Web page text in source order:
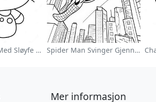
Søt Hello Kitty Med Sløyfe Fargeleggingsside Spider Man Svinger Gjennom Byen Fargeleggingsside
Mer informasjon